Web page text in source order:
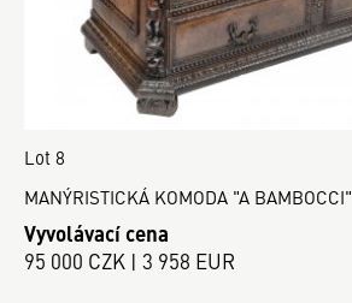
Lot 8
MANÝRISTICKÁ KOMODA "A BAMBOCCI"
Vyvolávací cena
95 000 CZK | 3 958 EUR